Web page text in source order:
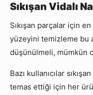
Sıkışan Vidalı
Sıkışan parçalar için
yüzeyini temizleme bu
düşünülmeli, mümkün
Bazı kullanıcılar
temas ettiği için her